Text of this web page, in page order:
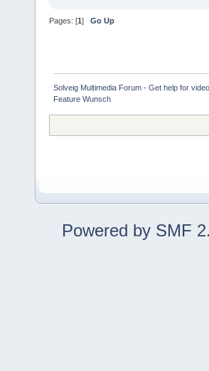
Pages: [1] Go Up
Solveig Multimedia Forum - Get help for
Feature Wunsch
Powered by SMF